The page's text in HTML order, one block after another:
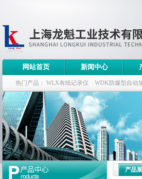
网站首页 新闻中心
热门产品： WLX有纸记录仪 WDK防爆型自动
WDK流量定量控制柜 WB-2100定量装车控制仪
产品